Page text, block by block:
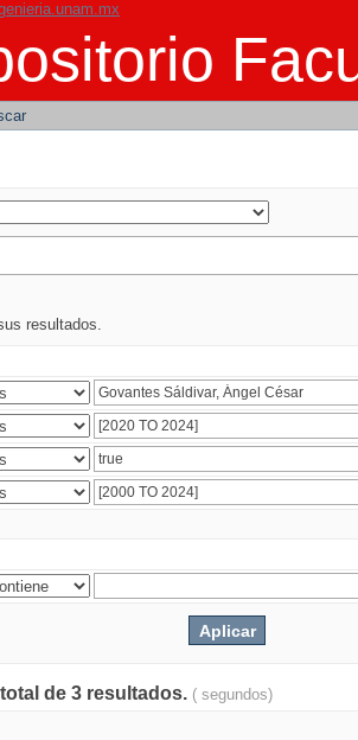
resultados.
de 3 resultados. ( segundos)